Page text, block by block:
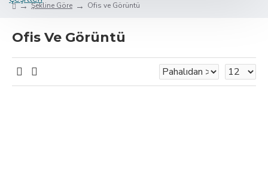
Şekline Göre Ofis ve Görüntü
Ofis Ve Görüntü